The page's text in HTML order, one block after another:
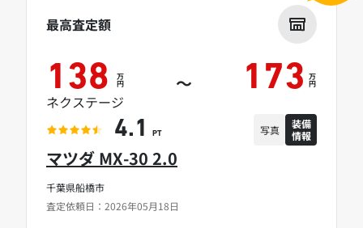
千葉県船橋市
査定依頼日：2026年05月18日
マツダ MX-30 2.0
最高査定額
138 万
円 ～ 173 万
円
ネクステージ
4.1 PT 写真
装備
情報